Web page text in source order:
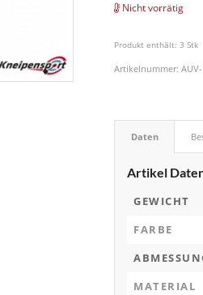
Nicht vorrätig
Produkt enthält: 3Stk
Artikelnummer:
Daten
Artikel
GEWICHT
FARBE
MATERIAL